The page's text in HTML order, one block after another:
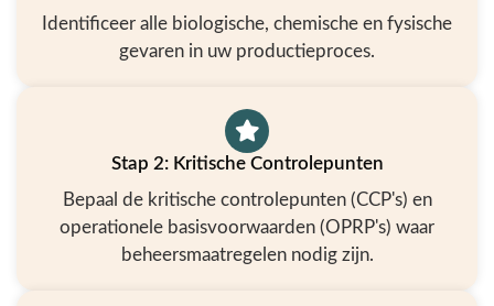
Identificeer alle biologische, chemische en fysische
gevaren in uw productieproces.
Stap 2: Kritische Controlepunten
Bepaal de kritische controlepunten (CCP's) en
operationele basisvoorwaarden (OPRP's) waar
beheersmaatregelen nodig zijn.